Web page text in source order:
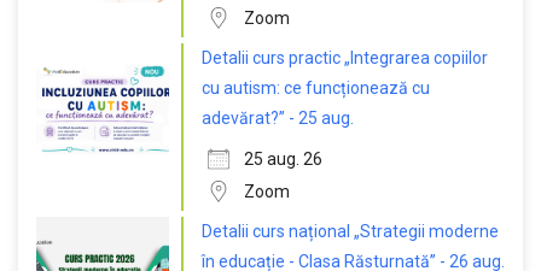
Zoom
Detalii curs practic „Integrarea copiilor
cu autism: ce funcționează cu
adevărat?” - 25 aug.
25 aug. 26
Zoom
Detalii curs național „Strategii moderne
în educație - Clasa Răsturnată” - 26 aug.